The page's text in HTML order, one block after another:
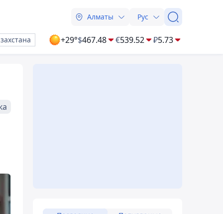
Алматы Рус
+29°$467.48 €539.52 ₽5.73